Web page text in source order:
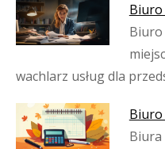
wachlarz usług dla
Biuro
Biura